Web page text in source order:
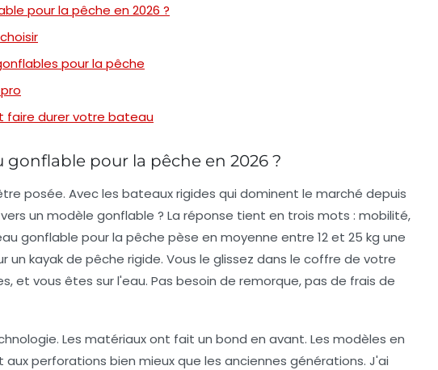
pour la pêche en 2026 ?
pour la pêche
faire durer votre bateau
pour la pêche en 2026 ?
posée. Avec les bateaux rigides qui dominent le marché depuis
un modèle gonflable ? La réponse tient en trois mots : mobilité,
gonflable pour la pêche pèse en moyenne entre 12 et 25 kg une
un kayak de pêche rigide. Vous le glissez dans le coffre de votre
et vous êtes sur l'eau. Pas besoin de remorque, pas de frais de
Les matériaux ont fait un bond en avant. Les modèles en
aux perforations bien mieux que les anciennes générations. J'ai